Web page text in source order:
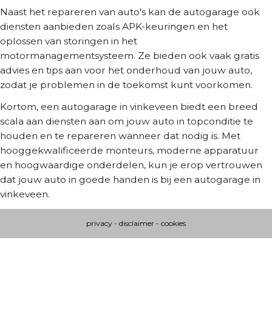
Naast het repareren van auto's kan de autogarage ook
diensten aanbieden zoals APK-keuringen en het
oplossen van storingen in het
motormanagementsysteem. Ze bieden ook vaak gratis
advies en tips aan voor het onderhoud van jouw auto,
zodat je problemen in de toekomst kunt voorkomen.
Kortom, een autogarage in vinkeveen biedt een breed
scala aan diensten aan om jouw auto in topconditie te
houden en te repareren wanneer dat nodig is. Met
hooggekwalificeerde monteurs, moderne apparatuur
en hoogwaardige onderdelen, kun je erop vertrouwen
dat jouw auto in goede handen is bij een autogarage in
vinkeveen.
privacy - disclaimer - cookies